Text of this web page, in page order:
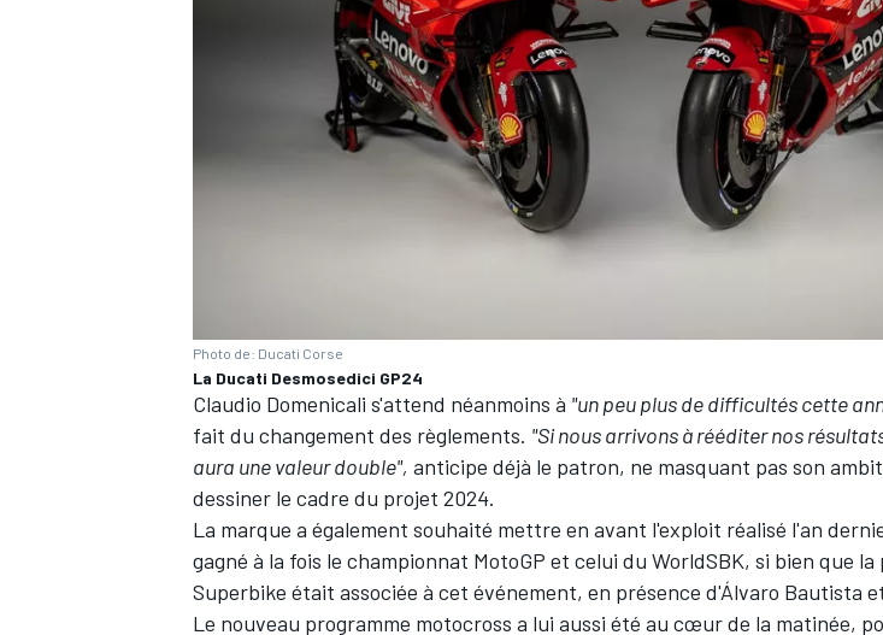
Photo de: Ducati Corse
La Ducati Desmosedici GP24
Claudio Domenicali s'attend néanmoins à "un peu plus de difficultés cette
fait du changement des règlements. "Si nous arrivons à rééditer nos
aura une valeur double", anticipe déjà le patron, ne masquant pas son
dessiner le cadre du projet 2024.
La marque a également souhaité mettre en avant l'exploit réalisé l'an
gagné à la fois le championnat MotoGP et celui du WorldSBK, si bien que
Superbike était associée à cet événement, en présence d'Álvaro Bautista
Le nouveau programme motocross a lui aussi été au cœur de la matinée,